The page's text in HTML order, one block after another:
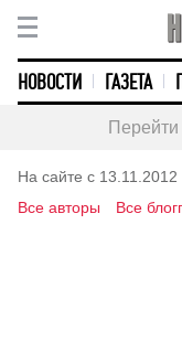
НОВОСТИ ГАЗЕТА
На сайте с 13.11.2012
Все авторы
Все